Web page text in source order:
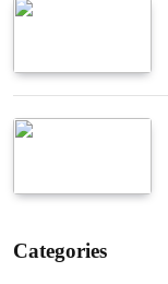
Categories